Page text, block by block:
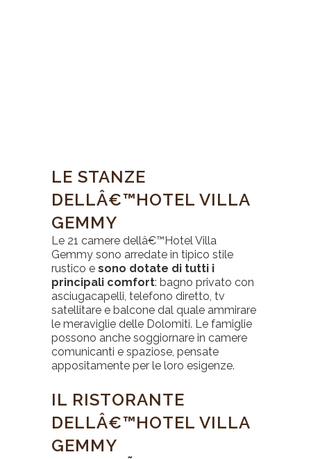
LE STANZE
DELLÂ€™HOTEL VILLA
GEMMY
Le 21 camere dellâ€™Hotel Villa
Gemmy sono arredate in tipico stile
rustico e sono dotate di tutti i
principali comfort: bagno privato con
asciugacapelli, telefono diretto, tv
satellitare e balcone dal quale ammirare
le meraviglie delle Dolomiti. Le famiglie
possono anche soggiornare in camere
comunicanti e spaziose, pensate
appositamente per le loro esigenze.
IL RISTORANTE
DELLÂ€™HOTEL VILLA
GEMMY